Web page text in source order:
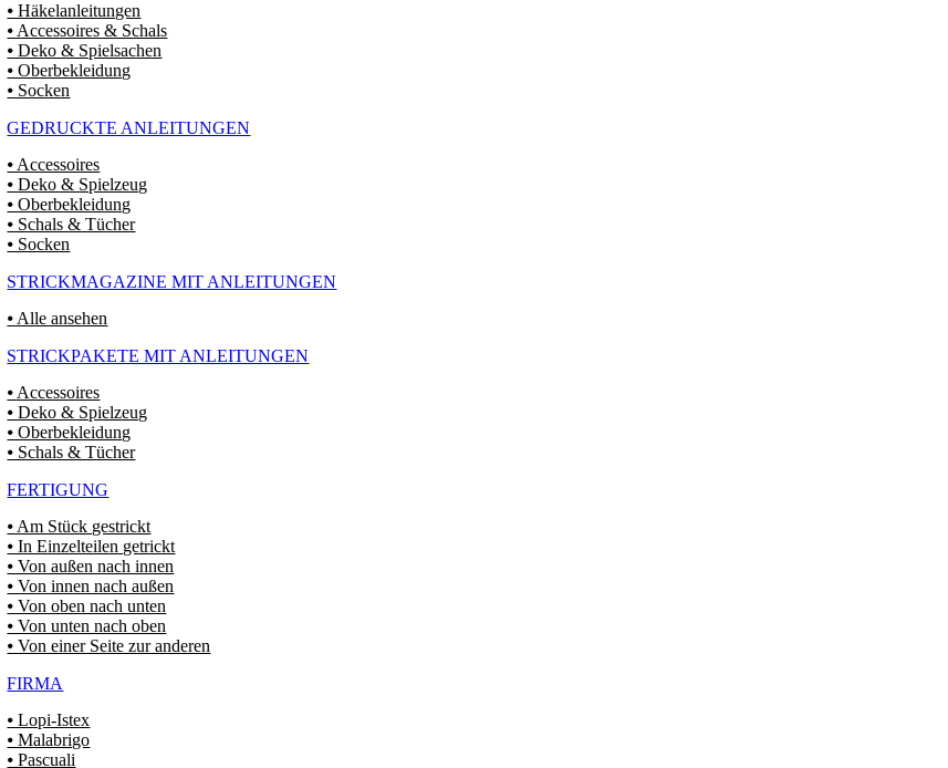
⦁ Häkelanleitungen
⦁ Accessoires & Schals
⦁ Deko & Spielsachen
⦁ Oberbekleidung
⦁ Socken
GEDRUCKTE ANLEITUNGEN
⦁ Accessoires
⦁ Deko & Spielzeug
⦁ Oberbekleidung
⦁ Schals & Tücher
⦁ Socken
STRICKMAGAZINE MIT ANLEITUNGEN
⦁ Alle ansehen
STRICKPAKETE MIT ANLEITUNGEN
⦁ Accessoires
⦁ Deko & Spielzeug
⦁ Oberbekleidung
⦁ Schals & Tücher
FERTIGUNG
⦁ Am Stück gestrickt
⦁ In Einzelteilen getrickt
⦁ Von außen nach innen
⦁ Von innen nach außen
⦁ Von oben nach unten
⦁ Von unten nach oben
⦁ Von einer Seite zur anderen
FIRMA
⦁ Lopi-Istex
⦁ Malabrigo
⦁ Pascuali